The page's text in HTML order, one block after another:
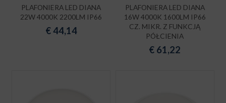
PLAFONIERA LED DIANA
22W 4000K 2200LM IP66
€44,14
PLAFONIERA LED DIANA
16W 4000K 1600LM IP66
CZ. MIKR. Z FUNKCJĄ
PÓŁCIENIA
€ 61,22